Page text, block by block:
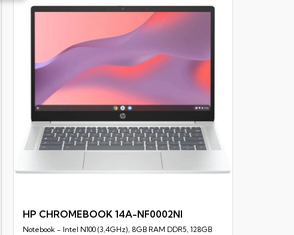
Rychlý náhled
HP CHROMEBOOK 14A-NF0002NI
Notebook - Intel N100 (3,4GHz), 8GB RAM DDR5, 128GB